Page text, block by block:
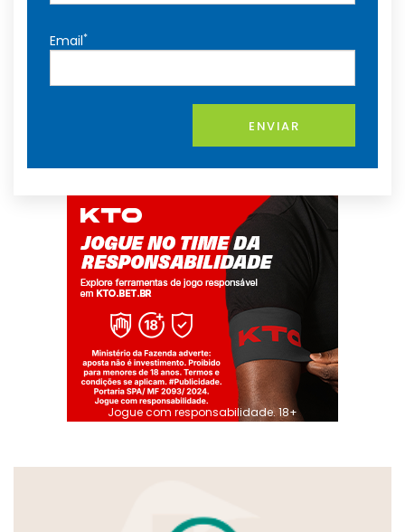
Email*
ENVIAR
Jogue com responsabilidade. 18+